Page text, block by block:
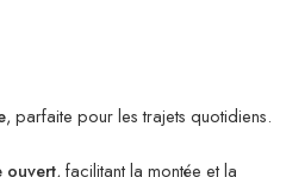
, parfaite pour les trajets quotidiens.
ouvert, facilitant la montée et la